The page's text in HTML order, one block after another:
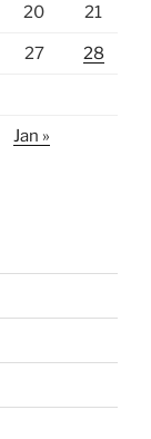
20 21
27 28
Jan »